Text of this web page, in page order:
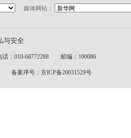
媒体网站：
与安全
：010-68772288 邮编：100086
备案序号：京ICP备20031529号